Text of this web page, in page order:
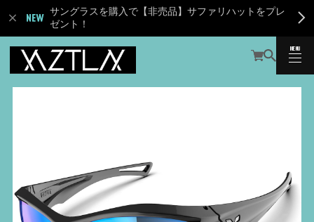
サングラスを購入で【非売品】サファリハットをプレ
ゼント！
MENU
CLOSE